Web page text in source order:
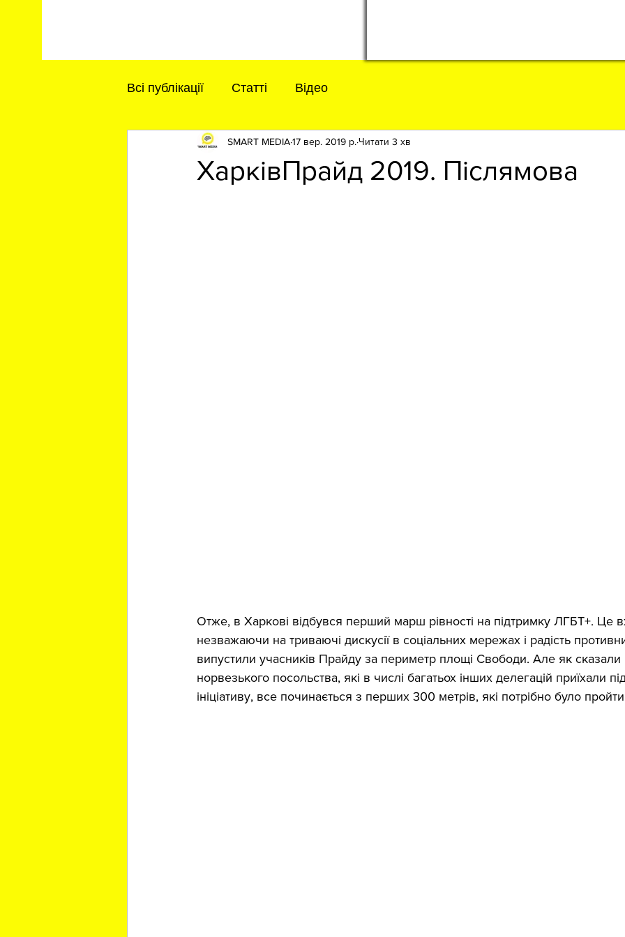
Всі публікації Статті Відео
ХарківПрайд 2019. Післямова
SMART MEDIA17 вер. 2019 р. Читати 3 хв
Отже, в Харкові відбувся перший марш рівності на підтримку ЛГБТ+. Це
незважаючи на триваючі дискусії в соціальних мережах і радість
випустили учасників Прайду за периметр площі Свободи. Але як
норвезького посольства, які в числі багатьох інших делегацій приїхали
ініціативу, все починається з перших 300 метрів, які потрібно було